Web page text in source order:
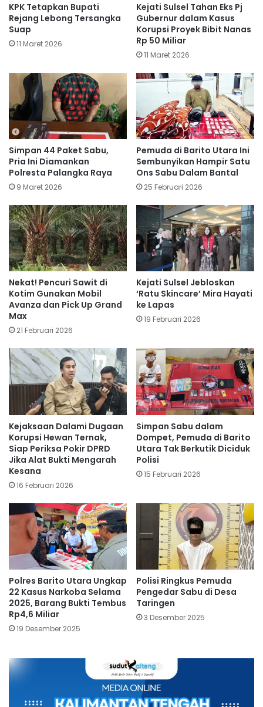
KPK Tetapkan Bupati
Rejang Lebong Tersangka
Suap
11 Maret 2026
Kejati Sulsel Tahan Eks Pj
Gubernur dalam Kasus
Korupsi Proyek Bibit Nanas
Rp 50 Miliar
11 Maret 2026
Simpan 44 Paket Sabu,
Pria Ini Diamankan
Polresta Palangka Raya
9 Maret 2026
Pemuda di Barito Utara Ini
Sembunyikan Hampir Satu
Ons Sabu Dalam Bantal
25 Februari 2026
Nekat! Pencuri Sawit di
Kotim Gunakan Mobil
Avanza dan Pick Up Grand
Max
21 Februari 2026
Kejati Sulsel Jebloskan
‘Ratu Skincare’ Mira Hayati
ke Lapas
19 Februari 2026
Kejaksaan Dalami Dugaan
Korupsi Hewan Ternak,
Siap Periksa Pokir DPRD
Jika Alat Bukti Mengarah
Kesana
16 Februari 2026
Simpan Sabu dalam
Dompet, Pemuda di Barito
Utara Tak Berkutik Diciduk
Polisi
15 Februari 2026
Polres Barito Utara Ungkap
22 Kasus Narkoba Selama
2025, Barang Bukti Tembus
Rp4,6 Miliar
19 Desember 2025
Polisi Ringkus Pemuda
Pengedar Sabu di Desa
Taringen
3 Desember 2025